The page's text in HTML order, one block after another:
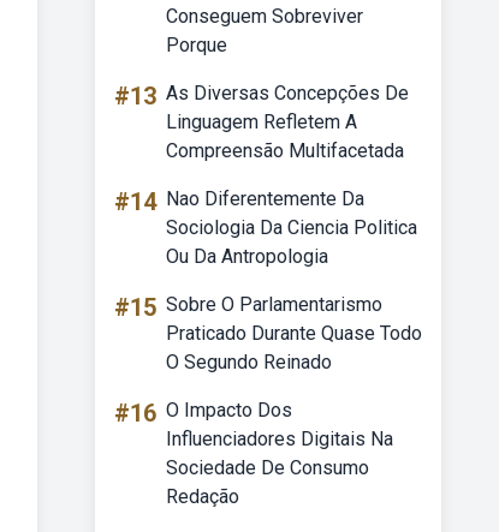
Conseguem Sobreviver
Porque
#13 As Diversas Concepções De
Linguagem Refletem A
Compreensão Multifacetada
#14 Nao Diferentemente Da
Sociologia Da Ciencia Politica
Ou Da Antropologia
#15 Sobre O Parlamentarismo
Praticado Durante Quase Todo
O Segundo Reinado
#16 O Impacto Dos
Influenciadores Digitais Na
Sociedade De Consumo
Redação